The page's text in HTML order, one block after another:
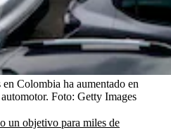
Colombia ha aumentado en
Foto: Getty Images
un objetivo para miles de